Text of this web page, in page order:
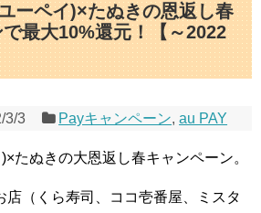
ーペイ)×たぬきの恩返し春
最大10%還元！【～2022
3/3 Payキャンペーン,au PAY
たぬきの大恩返し春キャンペーン。
店（くら寿司、ココ壱番屋、ミスタ